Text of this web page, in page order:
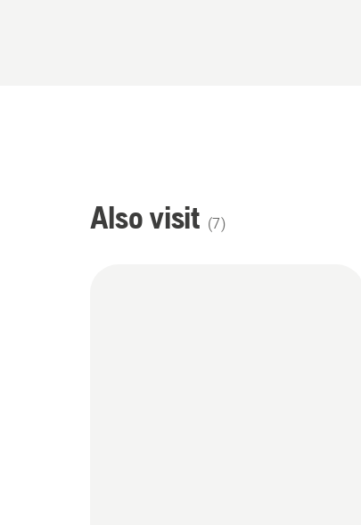
Also visit (7)